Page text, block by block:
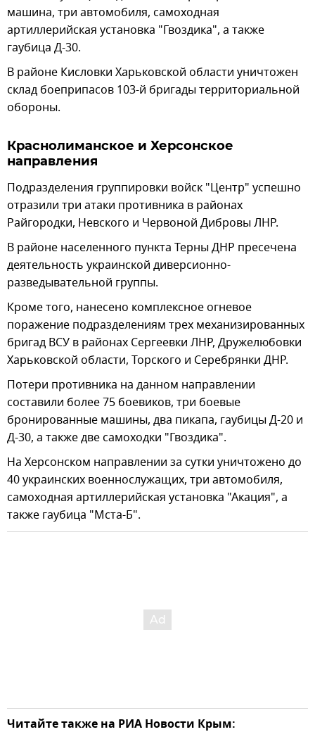
машина, три автомобиля, самоходная
артиллерийская установка "Гвоздика", а также
гаубица Д-30.
В районе Кисловки Харьковской области уничтожен
склад боеприпасов 103-й бригады территориальной
обороны.
Краснолиманское и Херсонское
направления
Подразделения группировки войск "Центр" успешно
отразили три атаки противника в районах
Райгородки, Невского и Червоной Дибровы ЛНР.
В районе населенного пункта Терны ДНР пресечена
деятельность украинской диверсионно-
разведывательной группы.
Кроме того, нанесено комплексное огневое
поражение подразделениям трех механизированных
бригад ВСУ в районах Сергеевки ЛНР, Дружелюбовки
Харьковской области, Торского и Серебрянки ДНР.
Потери противника на данном направлении
составили более 75 боевиков, три боевые
бронированные машины, два пикапа, гаубицы Д-20 и
Д-30, а также две самоходки "Гвоздика".
На Херсонском направлении за сутки уничтожено до
40 украинских военнослужащих, три автомобиля,
самоходная артиллерийская установка "Акация", а
также гаубица "Мста-Б".
Читайте также на РИА Новости Крым: